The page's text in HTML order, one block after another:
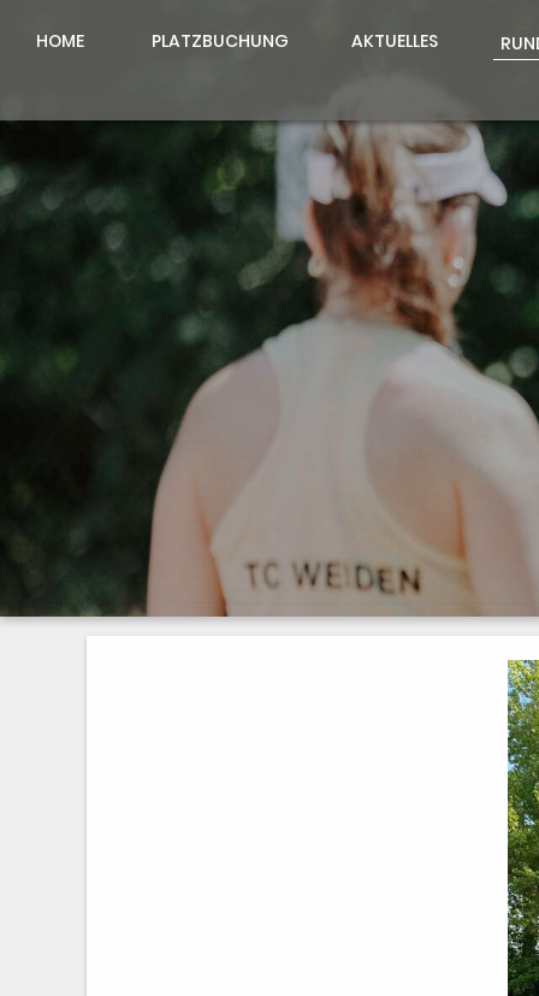
HOME PLATZBUCHUNG AKTUELLES